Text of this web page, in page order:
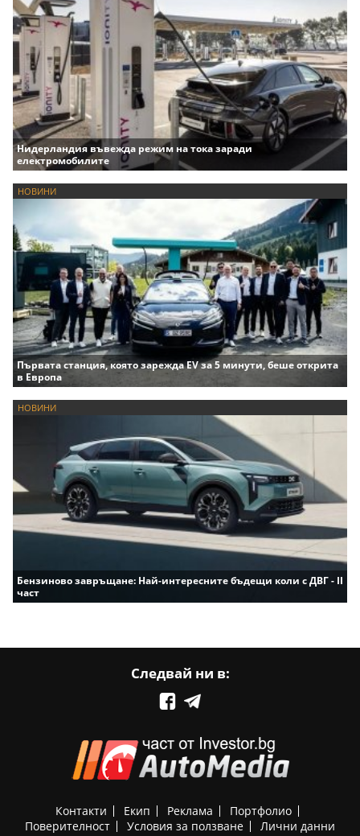
Нидерландия въвежда режим на тока заради
електромобилите
НОВИНИ
Първата станция, която зарежда EV за 5 минути, беше открита
в Европа
НОВИНИ
Бензиново завръщане: Най-интересните бъдещи коли с ДВГ - II
част
Следвай ни в:
Контакти Екип Реклама
Портфолио
Поверителност
Условия за ползване Лични данни